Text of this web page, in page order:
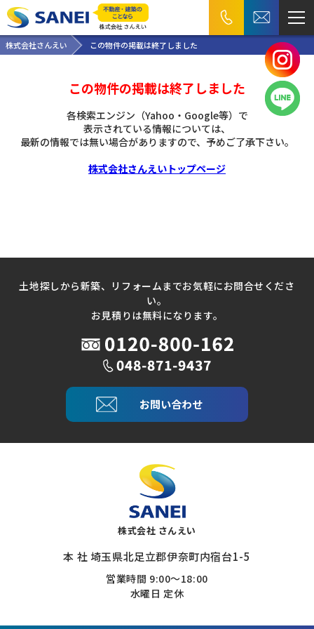
株式会社さんえい この物件の掲載は終了しました
この物件の掲載は終了しました
各検索エンジン（Yahoo・Google等）で
表示されている情報については、
最新の情報では無い場合がありますので、 予めご了承下さい。
株式会社さんえいトップページ
土地探しから新築、リフォームまでお気軽にお問合せくださ
い。
お見積りは無料になります。
お問い合わせ
株式会社 さんえい
本 社 埼玉県北足立郡伊奈町内宿台1-5
営業時間 9:00～18:00
水曜日 定休